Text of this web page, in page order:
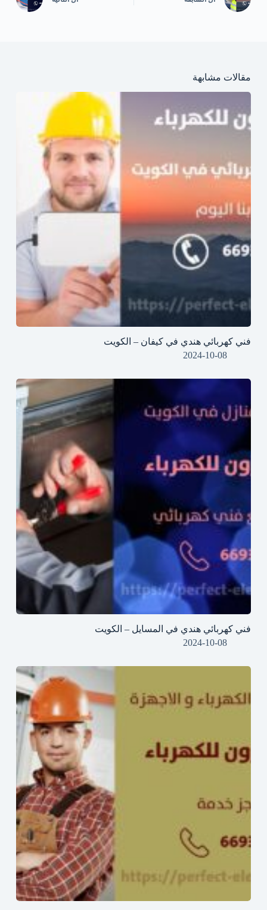
مقالات مشابهة
فني كهربائي هندي في كيفان – الكويت
2024-10-08
فني كهربائي هندي في المسايل – الكويت
2024-10-08